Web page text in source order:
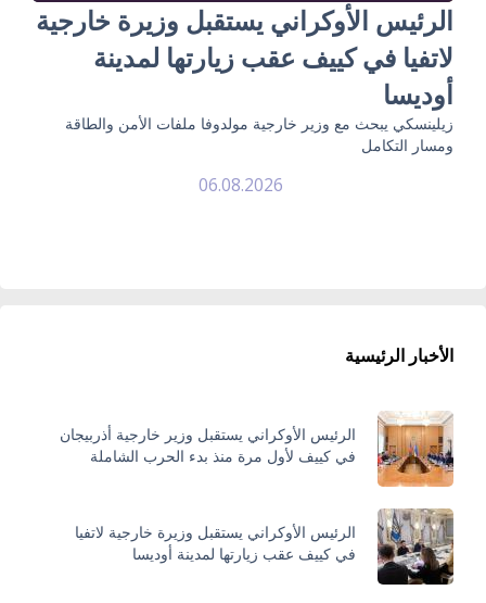
الرئيس الأوكراني يستقبل وزيرة خارجية
لاتفيا في كييف عقب زيارتها لمدينة
أوديسا
زيلينسكي يبحث مع وزير خارجية مولدوفا ملفات الأمن والطاقة
ومسار التكامل
06.08.2026
الأخبار الرئيسية
الرئيس الأوكراني يستقبل وزير خارجية أذربيجان
في كييف لأول مرة منذ بدء الحرب الشاملة
الرئيس الأوكراني يستقبل وزيرة خارجية لاتفيا
في كييف عقب زيارتها لمدينة أوديسا